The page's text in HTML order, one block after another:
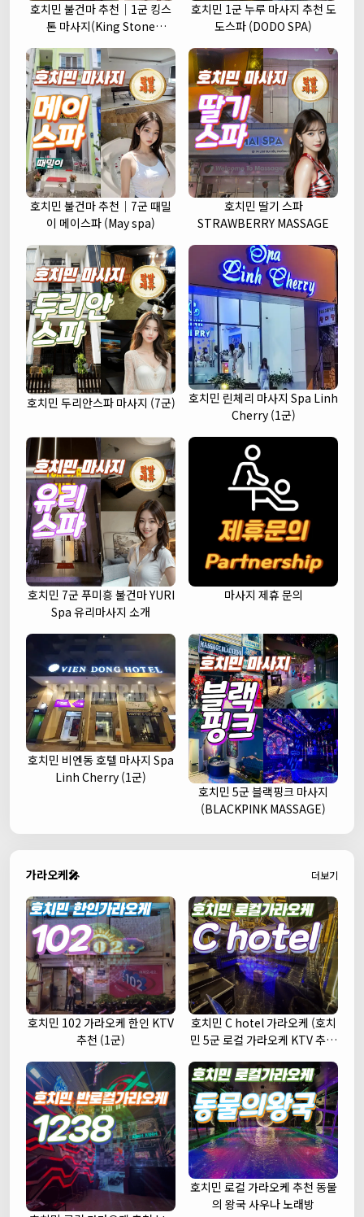
호치민 불건마 추천｜1군 킹스
톤 마사지(King Stone
호치민 1군 누루 마사지 추천 도
도스파 (DODO SPA)
호치민 불건마 추천｜7군 때밀
이 메이스파 (May spa)
호치민 딸기 스파
STRAWBERRY MASSAGE
호치민 두리안스파 마사지 (7군)
호치민 린체리 마사지 Spa Linh
Cherry (1군)
호치민 7군 푸미흥 불건마 YURI
Spa 유리마사지 소개
마사지 제휴 문의
호치민 비엔동 호텔 마사지 Spa
Linh Cherry (1군)
호치민 5군 블랙핑크 마사지
(BLACKPINK MASSAGE)
가라오케🎤 더보기
호치민 102 가라오케 한인 KTV
추천 (1군)
호치민 C hotel 가라오케 (호치
민 5군 로컬 가라오케 KTV 추천
호치민 로컬 가라오케 추천 동물
의 왕국 사우나 노래방